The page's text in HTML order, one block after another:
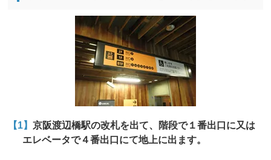
【1】京阪渡辺橋駅の改札を出て、階段で１番出口に又は
エレベータで４番出口にて地上に出ます。